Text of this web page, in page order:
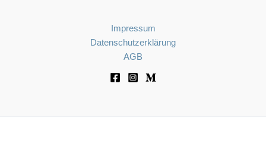
Impressum
Datenschutzerklärung
AGB